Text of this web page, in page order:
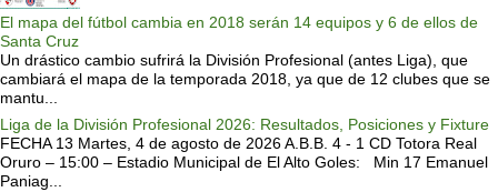
El mapa del fútbol cambia en 2018 serán 14 equipos y 6 de ellos de
Santa Cruz
Un drástico cambio sufrirá la División Profesional (antes Liga), que
cambiará el mapa de la temporada 2018, ya que de 12 clubes que se
mantu...
Liga de la División Profesional 2026: Resultados, Posiciones y Fixture
FECHA 13 Martes, 4 de agosto de 2026 A.B.B. 4 - 1 CD Totora Real
Oruro – 15:00 – Estadio Municipal de El Alto Goles: Min 17 Emanuel
Paniag...